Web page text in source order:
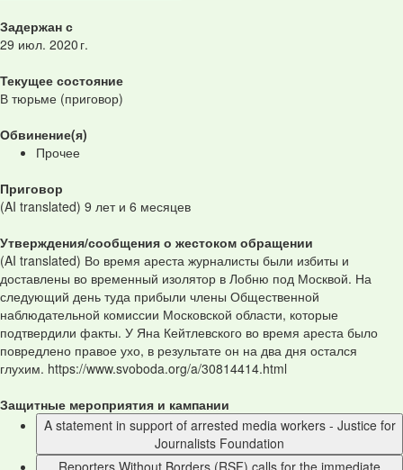
Задержан с
29 июл. 2020 г.
Текущее состояние
В тюрьме (приговор)
Обвинение(я)
Прочее
Приговор
(AI translated) 9 лет и 6 месяцев
Утверждения/сообщения о жестоком обращении
(AI translated) Во время ареста журналисты были избиты и
доставлены во временный изолятор в Лобню под Москвой. На
следующий день туда прибыли члены Общественной
наблюдательной комиссии Московской области, которые
подтвердили факты. У Яна Кейтлевского во время ареста было
повредлено правое ухо, в результате он на два дня остался
глухим. https://www.svoboda.org/a/30814414.html
Защитные мероприятия и кампании
A statement in support of arrested media workers - Justice for
Journalists Foundation
Reporters Without Borders (RSF) calls for the immediate